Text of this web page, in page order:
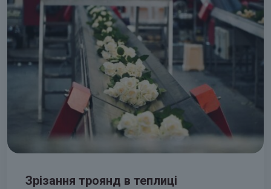
Зрізання троянд в теплиці